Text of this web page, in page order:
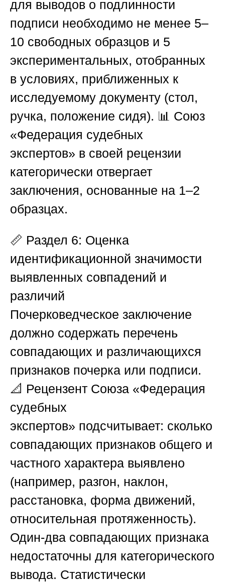
для выводов о подлинности
подписи необходимо не менее 5–
10 свободных образцов и 5
экспериментальных, отобранных
в условиях, приближенных к
исследуемому документу (стол,
ручка, положение сидя). 📊 Союз
«Федерация судебных
экспертов» в своей рецензии
категорически отвергает
заключения, основанные на 1–2
образцах.
📏 Раздел 6: Оценка
идентификационной значимости
выявленных совпадений и
различий
Почерковедческое заключение
должно содержать перечень
совпадающих и различающихся
признаков почерка или подписи.
📐 Рецензент Союза «Федерация
судебных
экспертов» подсчитывает: сколько
совпадающих признаков общего и
частного характера выявлено
(например, разгон, наклон,
расстановка, форма движений,
относительная протяженность).
Один-два совпадающих признака
недостаточны для категорического
вывода. Статистически